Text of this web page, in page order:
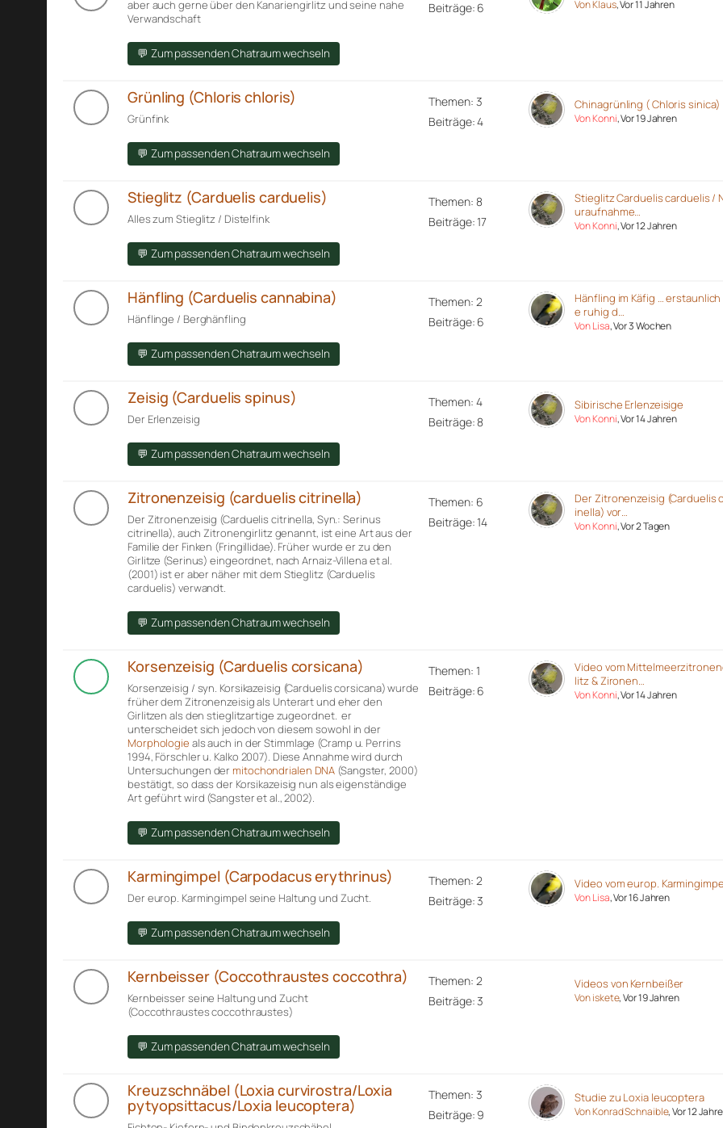
aber auch gerne über den Kanariengirlitz und seine nahe
Verwandschaft
💬 Zum passenden Chatraum wechseln
Beiträge: 6
Von Klaus, Vor 11 Jahren
Grünling (Chloris chloris)
Grünfink
💬 Zum passenden Chatraum wechseln
Themen: 3
Beiträge: 4
Chinagrünling ( Chloris sinica)
Von Konni, Vor 19 Jahren
Stieglitz (Carduelis carduelis)
Alles zum Stieglitz / Distelfink
💬 Zum passenden Chatraum wechseln
Themen: 8
Beiträge: 17
Stieglitz Carduelis carduelis /
uraufnahme…
Von Konni, Vor 12 Jahren
Hänfling (Carduelis cannabina)
Hänflinge / Berghänfling
💬 Zum passenden Chatraum wechseln
Themen: 2
Beiträge: 6
Hänfling im Käfig … erstaunlich
e ruhig d…
Von Lisa, Vor 3 Wochen
Zeisig (Carduelis spinus)
Der Erlenzeisig
💬 Zum passenden Chatraum wechseln
Themen: 4
Beiträge: 8
Sibirische Erlenzeisige
Von Konni, Vor 14 Jahren
Zitronenzeisig (carduelis citrinella)
Der Zitronenzeisig (Carduelis citrinella, Syn.: Serinus
citrinella), auch Zitronengirlitz genannt, ist eine Art aus der
Familie der Finken (Fringillidae). Früher wurde er zu den
Girlitze (Serinus) eingeordnet, nach Arnaiz-Villena et al.
(2001) ist er aber näher mit dem Stieglitz (Carduelis
carduelis) verwandt.
💬 Zum passenden Chatraum wechseln
Themen: 6
Beiträge: 14
Der Zitronenzeisig (Carduelis
inella) vor…
Von Konni, Vor 2 Tagen
Korsenzeisig (Carduelis corsicana)
Korsenzeisig / syn. Korsikazeisig (Carduelis corsicana) wurde
früher dem Zitronenzeisig als Unterart und eher den
Girlitzen als den stieglitzartige zugeordnet. er
unterscheidet sich jedoch von diesem sowohl in der
Morphologie als auch in der Stimmlage (Cramp u. Perrins
1994, Förschler u. Kalko 2007). Diese Annahme wird durch
Untersuchungen der mitochondrialen DNA (Sangster, 2000)
bestätigt, so dass der Korsikazeisig nun als eigenständige
Art geführt wird (Sangster et al., 2002).
💬 Zum passenden Chatraum wechseln
Themen: 1
Beiträge: 6
Video vom
litz & Zironen…
Von Konni, Vor 14 Jahren
Karmingimpel (Carpodacus erythrinus)
Der europ. Karmingimpel seine Haltung und Zucht.
💬 Zum passenden Chatraum wechseln
Themen: 2
Beiträge: 3
Video vom europ.
Von Lisa, Vor 16 Jahren
Kernbeisser (Coccothraustes coccothra)
Kernbeisser seine Haltung und Zucht
(Coccothraustes coccothraustes)
💬 Zum passenden Chatraum wechseln
Themen: 2
Beiträge: 3
Videos von Kernbeißer
Von iskete, Vor 19 Jahren
Kreuzschnäbel (Loxia curvirostra/Loxia
pytyopsittacus/Loxia leucoptera)
Themen: 3
Beiträge: 9
Studie zu Loxia leucoptera
Von Konrad Schnaible, Vor 12